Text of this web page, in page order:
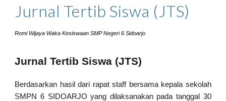
Jurnal Tertib Siswa (JTS)
Romi Wijaya Waka Kesiswaan SMP Negeri 6 Sidoarjo
Jurnal Tertib Siswa (JTS)
Berdasarkan hasil dari rapat staff bersama kepala sekolah
SMPN 6 SIDOARJO yang dilaksanakan pada tanggal 30